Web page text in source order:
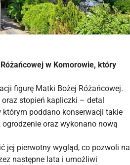
w Komorowie, który
figurę Matki Bożej Różańcowej.
stopień kapliczki – detal
którym poddano konserwacji takie
oraz wykonano nową
jej pierwotny wygląd, co pozwoli na
następne lata i umożliwi